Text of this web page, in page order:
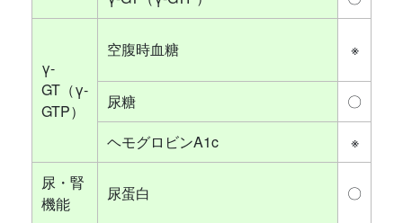
γ-
GT（γ-
GTP）
空腹時血糖 ※
尿糖
〇
ヘモグロビンA1c
※
尿・腎
機能
尿蛋白 〇